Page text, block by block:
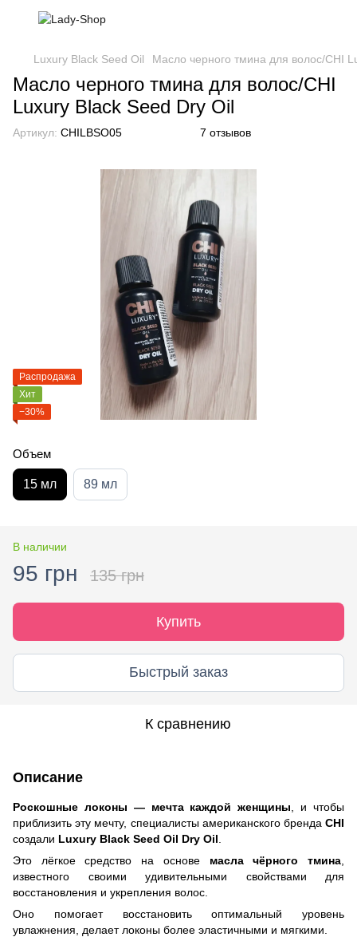
Luxury Black Seed Oil Масло черного тмина для волос/CHI
Масло черного тмина для волос/CHI
Luxury Black Seed Dry Oil
Артикул: CHILBSO05 7 отзывов
Распродажа
Хит
−30%
Объем
15 мл 89 мл
В наличии
95 грн 135 грн
Купить
Быстрый заказ
К сравнению
Описание
Роскошные локоны — мечта каждой женщины , и чтобы
приблизить эту мечту, специалисты американского бренда CHI
создали Luxury Black Seed Oil Dry Oil
Это лёгкое средство на основе масла чёрного тмина
известного своими удивительными свойствами для
восстановления и укрепления волос.
Оно помогает восстановить оптимальный уровень
увлажнения, делает локоны более эластичными и мягкими.